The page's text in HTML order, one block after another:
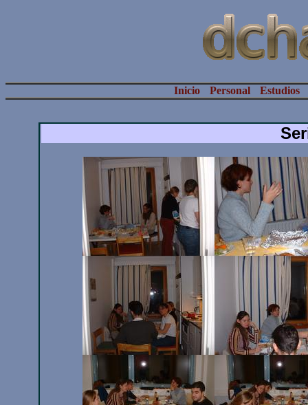
Inicio Personal Estudios